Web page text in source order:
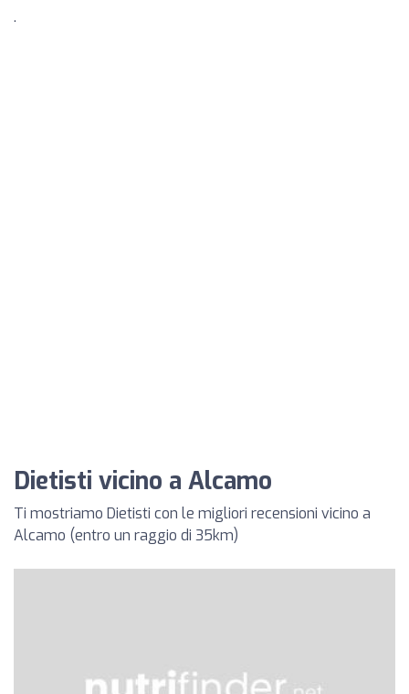
.
Dietisti vicino a Alcamo
Ti mostriamo Dietisti con le migliori recensioni vicino a
Alcamo (entro un raggio di 35km)